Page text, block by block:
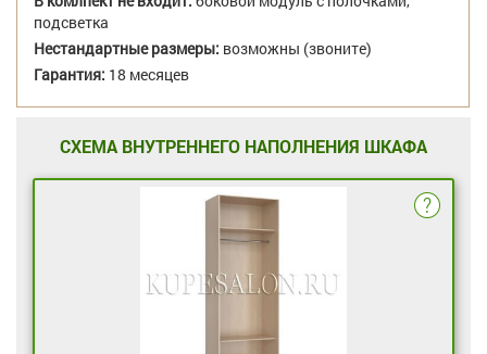
подсветка
Нестандартные размеры: возможны (звоните)
Гарантия: 18 месяцев
СХЕМА ВНУТРЕННЕГО НАПОЛНЕНИЯ ШКАФА